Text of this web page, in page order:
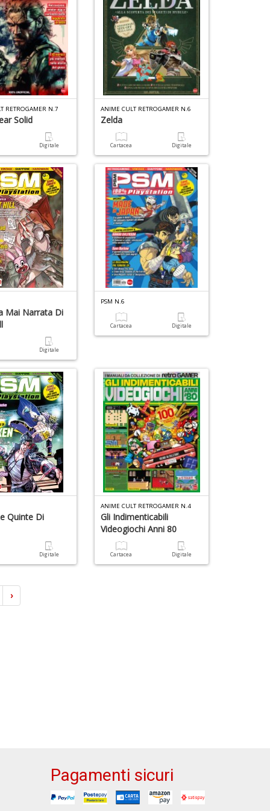
RETROGAMER N.7
Solid
Digitale
ANIME CULT RETROGAMER N.6
Zelda
Cartacea Digitale
Mai Narrata Di
Digitale
PSM N.6
Cartacea Digitale
Quinte Di
Digitale
ANIME CULT RETROGAMER N.4
Gli Indimenticabili
Videogiochi Anni 80
Cartacea Digitale
›
Pagamenti sicuri